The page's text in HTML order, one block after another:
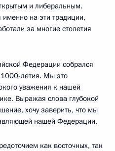
и либеральным.
на эти традиции,
за многие столетия
Федерации собрался
летия. Мы это
уважения к нашей
Выражая слова глубокой
хочу заверить, что мы
нашей Федерации.
как восточных, так